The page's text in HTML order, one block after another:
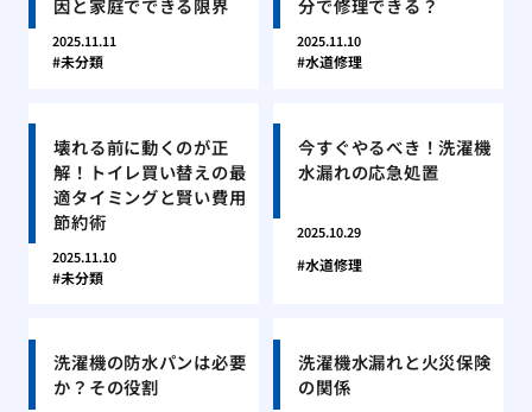
因と家庭でできる限界
2025.11.11
未分類
分で修理できる？
2025.11.10
水道修理
壊れる前に動くのが正
解！トイレ買い替えの最
適タイミングと賢い費用
節約術
2025.11.10
未分類
今すぐやるべき！洗濯機
水漏れの応急処置
2025.10.29
水道修理
洗濯機の防水パンは必要
か？その役割
洗濯機水漏れと火災保険
の関係